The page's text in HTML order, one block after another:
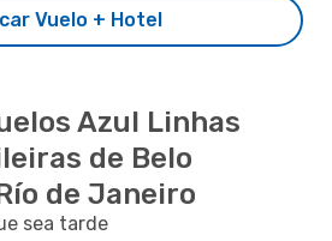
Vuelo + Hotel
Azul Linhas
de Belo
de Janeiro
sea tarde